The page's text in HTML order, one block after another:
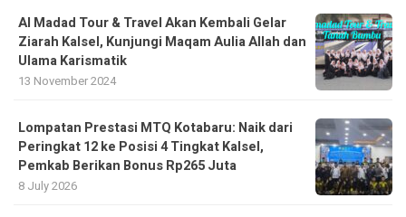
Al Madad Tour & Travel Akan Kembali Gelar
Ziarah Kalsel, Kunjungi Maqam Aulia Allah dan
Ulama Karismatik
13 November 2024
Lompatan Prestasi MTQ Kotabaru: Naik dari
Peringkat 12 ke Posisi 4 Tingkat Kalsel,
Pemkab Berikan Bonus Rp265 Juta
8 July 2026